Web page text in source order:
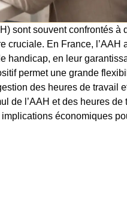
sont souvent confrontés à
cruciale. En France, l’AAH
handicap, en leur
permet une grande
des heures de travail
de l’AAH et des heures de
économiques